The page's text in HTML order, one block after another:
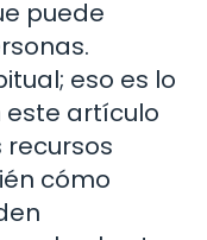
puede
eso es lo
este artículo
cómo